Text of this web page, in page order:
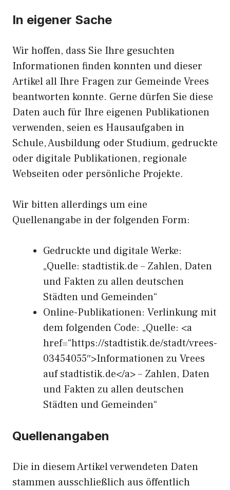
In eigener Sache
Wir hoffen, dass Sie Ihre gesuchten
Informationen finden konnten und dieser
Artikel all Ihre Fragen zur Gemeinde Vrees
beantworten konnte. Gerne dürfen Sie diese
Daten auch für Ihre eigenen Publikationen
verwenden, seien es Hausaufgaben in
Schule, Ausbildung oder Studium, gedruckte
oder digitale Publikationen, regionale
Webseiten oder persönliche Projekte.
Wir bitten allerdings um eine
Quellenangabe in der folgenden Form:
Gedruckte und digitale Werke:
„Quelle: stadtistik.de – Zahlen, Daten
und Fakten zu allen deutschen
Städten und Gemeinden“
Online-Publikationen: Verlinkung mit
dem folgenden Code: „Quelle: <a
href=“https://stadtistik.de/stadt/vrees-
03454055″>Informationen zu Vrees
auf stadtistik.de</a> – Zahlen, Daten
und Fakten zu allen deutschen
Städten und Gemeinden“
Quellenangaben
Die in diesem Artikel verwendeten Daten
stammen ausschließlich aus öffentlich